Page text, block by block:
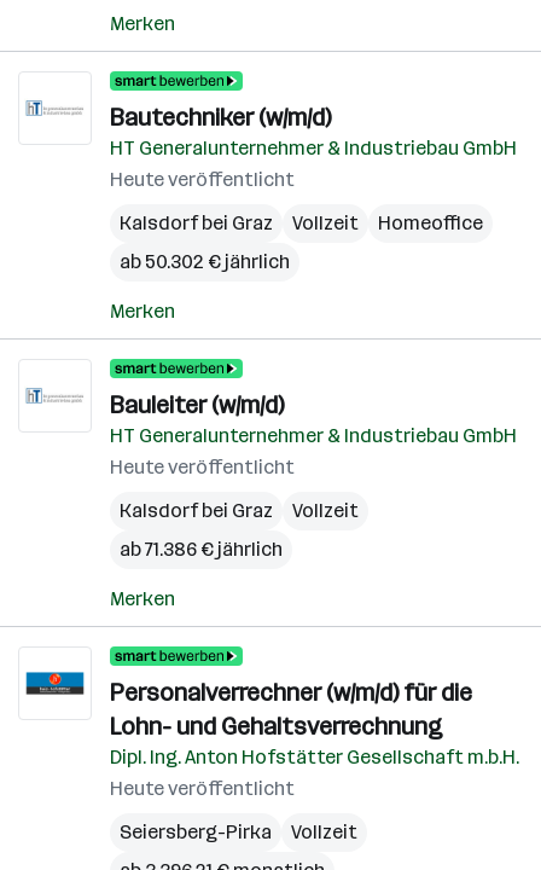
Merken
Bautechniker (w/m/d)
HT Generalunternehmer & Industriebau GmbH
Heute veröffentlicht
Kalsdorf bei Graz
Vollzeit
Homeoffice
ab 50.302 € jährlich
Merken
Bauleiter (w/m/d)
HT Generalunternehmer & Industriebau GmbH
Heute veröffentlicht
Kalsdorf bei Graz
Vollzeit
ab 71.386 € jährlich
Merken
Personalverrechner (w/m/d) für die
Lohn- und Gehaltsverrechnung
Dipl. Ing. Anton Hofstätter Gesellschaft m.b.H.
Heute veröffentlicht
Seiersberg-Pirka
Vollzeit